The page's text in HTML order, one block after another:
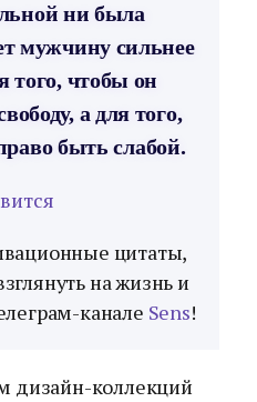
ни была
мужчину сильнее
того, чтобы он
а для того,
быть слабой.
цитаты,
на жизнь и
канале Sens!
дизайн-коллекций